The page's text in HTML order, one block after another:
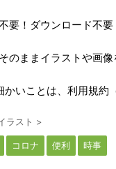
要！ダウンロード不要
のままイラストや画像
かいことは、利用規約
ラスト >
コロナ 便利 時事